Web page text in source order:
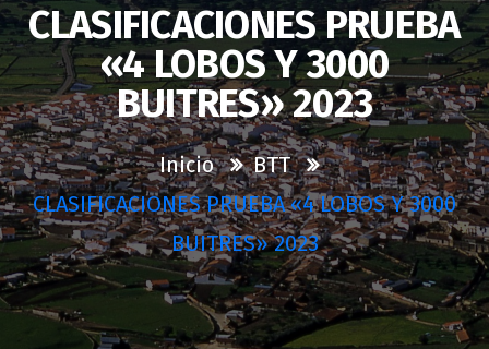
CLASIFICACIONES PRUEBA
«4 LOBOS Y 3000
BUITRES» 2023
Inicio
BTT
CLASIFICACIONES PRUEBA «4 LOBOS Y 3000
BUITRES» 2023